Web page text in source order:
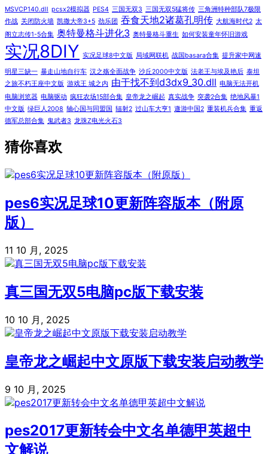
MSVCP140.dll pcsx2模拟器 PES4 三国无双3 三国无双5猛将传 三角洲特种部队7极限
作战 关闭防火墙 凯撒大帝3+5 劲乐团 吞食天地2诸葛孔明传 大航海时代2 太
阁立志传1-5合集 奥特曼格斗进化3 奥特曼格斗重生 如何安装童年怀旧游戏
实况8DIY 实况足球8中文版 局域网联机 战国basara合集 提升家中网速
明星三缺一 暴走山地自行车 汉之殇全面战争 沙丘2000中文版 法老王与埃及艳后 泰坦
之旅不朽王座中文版 游戏王 城之内 由于找不到d3dx9_30.dll 电脑无法开机
电脑浏览器 电脑驱动 疯狂农场15部合集 皇帝龙之崛起 真实战争 突袭2合集 绝地风暴1
中文版 绿巨人2008 轴心国与同盟国 辐射2 过山车大亨1 遨游中国2 重装机兵合集 重返
德军总部合集 鬼武者3 龙珠Z电光火石3
猜你喜欢
pes6实况足球10更新阵容版本（附原
版）
11 10 月, 2025
真三国无双5电脑pc版下载安装
10 10 月, 2025
皇帝龙之崛起中文原版下载安装启动教学
9 10 月, 2025
pes2017更新转会中文名单德甲英超中
文解说